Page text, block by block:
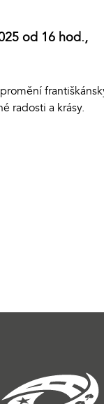
od 16 hod.,
radosti a krásy.